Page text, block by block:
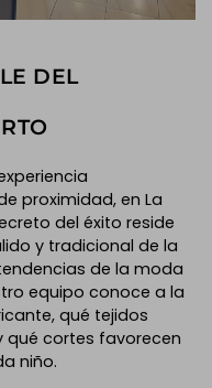
DEL
proximidad, en La
del éxito reside
y tradicional de la
de la moda
equipo conoce a la
qué tejidos
qué cortes favorecen
niño.